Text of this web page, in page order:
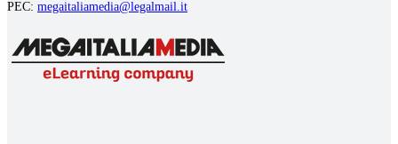
PEC: megaitaliamedia@legalmail.it